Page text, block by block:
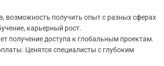
возможность получить опыт с разных сферах
карьерный рост.
получение доступа к глобальным проектам.
Ценятся специалисты с глубоким